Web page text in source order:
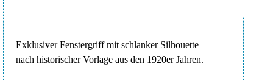
Exklusiver Fenstergriff mit schlanker Silhouette
nach historischer Vorlage aus den 1920er Jahren.